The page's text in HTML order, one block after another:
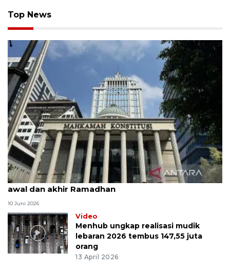
Top News
MK uji materi UU Peradilan Agama perihal isbat
awal dan akhir Ramadhan
10 Juni 2026
Video
Menhub ungkap realisasi mudik
lebaran 2026 tembus 147,55 juta
orang
13 April 2026